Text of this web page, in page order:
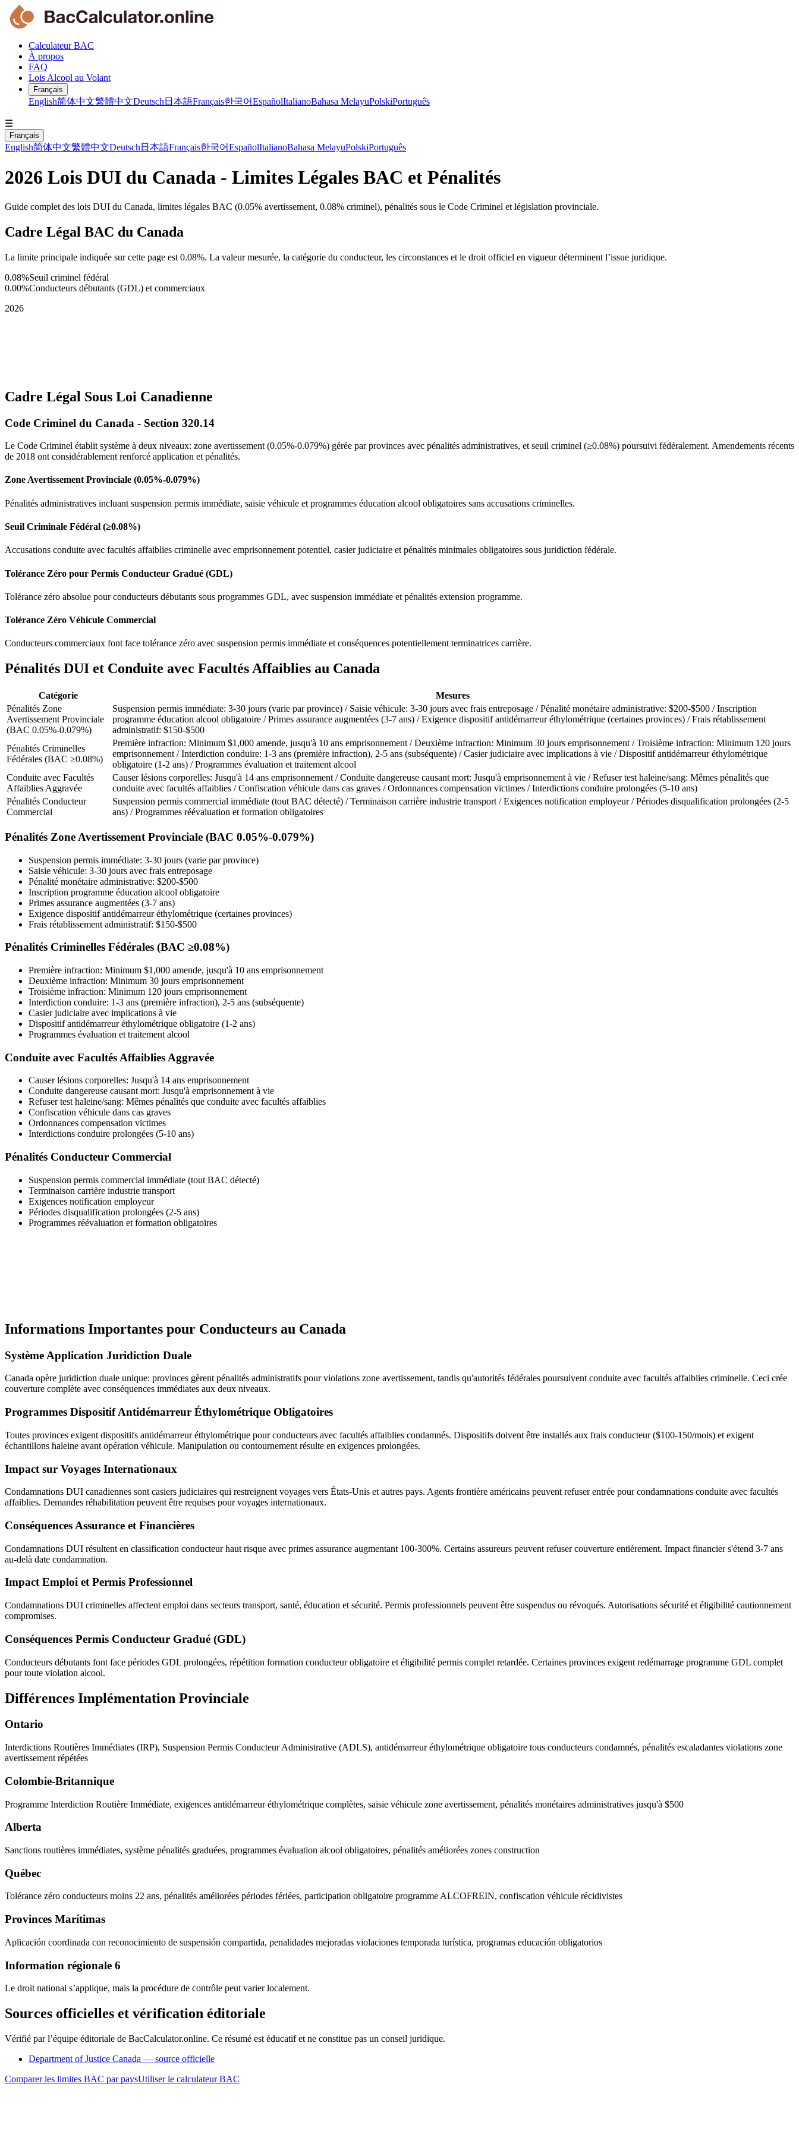
Calculateur BAC
À propos
FAQ
Lois Alcool au Volant
Français
English简体中文繁體中文Deutsch 日本語Français한국어EspañolItalianoBahasa MelayuPolskiPortuguês
☰
Français
English简体中文繁體中文Deutsch 日本語Français한국어EspañolItalianoBahasa MelayuPolskiPortuguês
2026 Lois DUI du Canada - Limites Légales BAC et Pénalités
Guide complet des lois DUI du Canada, limites légales BAC (0.05% avertissement, 0.08% criminel), pénalités sous le Code Criminel et législation provinciale.
Cadre Légal BAC du Canada
La limite principale indiquée sur cette page est 0.08%. La valeur mesurée, la catégorie du conducteur, les circonstances et le droit officiel en vigueur déterminent l’issue juridique.
0.08%Seuil criminel fédéral
0.00%Conducteurs débutants (GDL) et commerciaux
2026
Cadre Légal Sous Loi Canadienne
Code Criminel du Canada - Section 320.14
Le Code Criminel établit système à deux niveaux: zone avertissement (0.05%-0.079%) gérée par provinces avec pénalités administratives, et seuil criminel (≥0.08%) poursuivi fédéralement. Amendements récents
de 2018 ont considérablement renforcé application et pénalités.
Zone Avertissement Provinciale (0.05%-0.079%)
Pénalités administratives incluant suspension permis immédiate, saisie véhicule et programmes éducation alcool obligatoires sans accusations criminelles.
Seuil Criminale Fédéral (≥0.08%)
Accusations conduite avec facultés affaiblies criminelle avec emprisonnement potentiel, casier judiciaire et pénalités minimales obligatoires sous juridiction fédérale.
Tolérance Zéro pour Permis Conducteur Gradué (GDL)
Tolérance zéro absolue pour conducteurs débutants sous programmes GDL, avec suspension immédiate et pénalités extension programme.
Tolérance Zéro Véhicule Commercial
Conducteurs commerciaux font face tolérance zéro avec suspension permis immédiate et conséquences potentiellement terminatrices carrière.
Pénalités DUI et Conduite avec Facultés Affaiblies au Canada
Catégorie
Mesures
Pénalités Zone
Avertissement Provinciale
(BAC 0.05%-0.079%)
Suspension permis immédiate: 3-30 jours (varie par province) / Saisie véhicule: 3-30 jours avec frais entreposage / Pénalité monétaire administrative: $200-$500 / Inscription
programme éducation alcool obligatoire / Primes assurance augmentées (3-7 ans) / Exigence dispositif antidémarreur éthylométrique (certaines provinces) / Frais rétablissement
administratif: $150-$500
Pénalités Criminelles
Fédérales (BAC ≥0.08%)
Première infraction: Minimum $1,000 amende, jusqu'à 10 ans emprisonnement / Deuxième infraction: Minimum 30 jours emprisonnement / Troisième infraction: Minimum 120 jours
emprisonnement / Interdiction conduire: 1-3 ans (première infraction), 2-5 ans (subséquente) / Casier judiciaire avec implications à vie / Dispositif antidémarreur éthylométrique
obligatoire (1-2 ans) / Programmes évaluation et traitement alcool
Conduite avec Facultés
Affaiblies Aggravée
Causer lésions corporelles: Jusqu'à 14 ans emprisonnement / Conduite dangereuse causant mort: Jusqu'à emprisonnement à vie / Refuser test haleine/sang: Mêmes pénalités que
conduite avec facultés affaiblies / Confiscation véhicule dans cas graves / Ordonnances compensation victimes / Interdictions conduire prolongées (5-10 ans)
Pénalités Conducteur
Commercial
Suspension permis commercial immédiate (tout BAC détecté) / Terminaison carrière industrie transport / Exigences notification employeur / Périodes disqualification prolongées (2-5
ans) / Programmes réévaluation et formation obligatoires
Pénalités Zone Avertissement Provinciale (BAC 0.05%-0.079%)
Suspension permis immédiate: 3-30 jours (varie par province)
Saisie véhicule: 3-30 jours avec frais entreposage
Pénalité monétaire administrative: $200-$500
Inscription programme éducation alcool obligatoire
Primes assurance augmentées (3-7 ans)
Exigence dispositif antidémarreur éthylométrique (certaines provinces)
Frais rétablissement administratif: $150-$500
Pénalités Criminelles Fédérales (BAC ≥0.08%)
Première infraction: Minimum $1,000 amende, jusqu'à 10 ans emprisonnement
Deuxième infraction: Minimum 30 jours emprisonnement
Troisième infraction: Minimum 120 jours emprisonnement
Interdiction conduire: 1-3 ans (première infraction), 2-5 ans (subséquente)
Casier judiciaire avec implications à vie
Dispositif antidémarreur éthylométrique obligatoire (1-2 ans)
Programmes évaluation et traitement alcool
Conduite avec Facultés Affaiblies Aggravée
Causer lésions corporelles: Jusqu'à 14 ans emprisonnement
Conduite dangereuse causant mort: Jusqu'à emprisonnement à vie
Refuser test haleine/sang: Mêmes pénalités que conduite avec facultés affaiblies
Confiscation véhicule dans cas graves
Ordonnances compensation victimes
Interdictions conduire prolongées (5-10 ans)
Pénalités Conducteur Commercial
Suspension permis commercial immédiate (tout BAC détecté)
Terminaison carrière industrie transport
Exigences notification employeur
Périodes disqualification prolongées (2-5 ans)
Programmes réévaluation et formation obligatoires
Informations Importantes pour Conducteurs au Canada
Système Application Juridiction Duale
Canada opère juridiction duale unique: provinces gèrent pénalités administratifs pour violations zone avertissement, tandis qu'autorités fédérales poursuivent conduite avec facultés affaiblies criminelle. Ceci crée
couverture complète avec conséquences immédiates aux deux niveaux.
Programmes Dispositif Antidémarreur Éthylométrique Obligatoires
Toutes provinces exigent dispositifs antidémarreur éthylométrique pour conducteurs avec facultés affaiblies condamnés. Dispositifs doivent être installés aux frais conducteur ($100-150/mois) et exigent
échantillons haleine avant opération véhicule. Manipulation ou contournement résulte en exigences prolongées.
Impact sur Voyages Internationaux
Condamnations DUI canadiennes sont casiers judiciaires qui restreignent voyages vers États-Unis et autres pays. Agents frontière américains peuvent refuser entrée pour condamnations conduite avec facultés
affaiblies. Demandes réhabilitation peuvent être requises pour voyages internationaux.
Conséquences Assurance et Financières
Condamnations DUI résultent en classification conducteur haut risque avec primes assurance augmentant 100-300%. Certains assureurs peuvent refuser couverture entièrement. Impact financier s'étend 3-7 ans
au-delà date condamnation.
Impact Emploi et Permis Professionnel
Condamnations DUI criminelles affectent emploi dans secteurs transport, santé, éducation et sécurité. Permis professionnels peuvent être suspendus ou révoqués. Autorisations sécurité et éligibilité cautionnement
compromises.
Conséquences Permis Conducteur Gradué (GDL)
Conducteurs débutants font face périodes GDL prolongées, répétition formation conducteur obligatoire et éligibilité permis complet retardée. Certaines provinces exigent redémarrage programme GDL complet
pour toute violation alcool.
Différences Implémentation Provinciale
Ontario
Interdictions Routières Immédiates (IRP), Suspension Permis Conducteur Administrative (ADLS), antidémarreur éthylométrique obligatoire tous conducteurs condamnés, pénalités escaladantes violations zone
avertissement répétées
Colombie-Britannique
Programme Interdiction Routière Immédiate, exigences antidémarreur éthylométrique complètes, saisie véhicule zone avertissement, pénalités monétaires administratives jusqu'à $500
Alberta
Sanctions routières immédiates, système pénalités graduées, programmes évaluation alcool obligatoires, pénalités améliorées zones construction
Québec
Tolérance zéro conducteurs moins 22 ans, pénalités améliorées périodes fériées, participation obligatoire programme ALCOFREIN, confiscation véhicule récidivistes
Provinces Marítimas
Aplicación coordinada con reconocimiento de suspensión compartida, penalidades mejoradas violaciones temporada turística, programas educación obligatorios
Information régionale 6
Le droit national s’applique, mais la procédure de contrôle peut varier localement.
Sources officielles et vérification éditoriale
Vérifié par l’équipe éditoriale de BacCalculator.online. Ce résumé est éducatif et ne constitue pas un conseil juridique.
Department of Justice Canada — source officielle
Comparer les limites BAC par paysUtiliser le calculateur BAC